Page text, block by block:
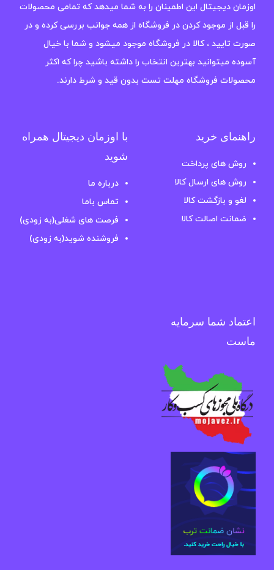
اوزمان دیجیتال این اطمینان را به شما میدهد که تمامی محصولات
را قبل از موجود کردن در فروشگاه از همه جوانب بررسی کرده و در
صورت تایید ، کالا در فروشگاه موجود میشود و شما با خیال
آسوده میتوانید بهترین انتخاب را داشته باشید چرا که اکثر
محصولات فروشگاه مهلت تست بدون قید و شرط دارند.
راهنمای خرید
روش های پرداخت
روش های ارسال کالا
لغو و بازگشت کالا
ضمانت اصالت کالا
با اوزمان دیجیتال همراه
شوید
درباره ما
تماس باما
فرصت های شغلی(به زودی)
فروشنده شوید(به زودی)
اعتماد شما سرمایه
ماست